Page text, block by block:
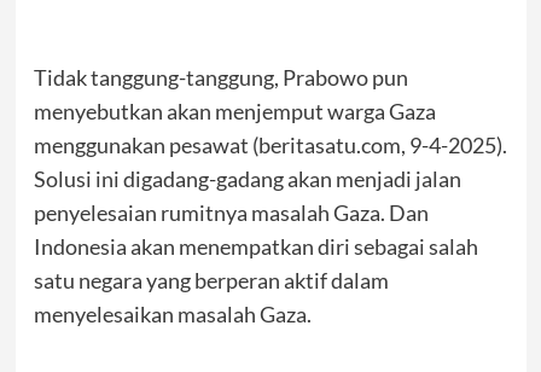
Tidak tanggung-tanggung, Prabowo pun
menyebutkan akan menjemput warga Gaza
menggunakan pesawat (beritasatu.com, 9-4-2025).
Solusi ini digadang-gadang akan menjadi jalan
penyelesaian rumitnya masalah Gaza. Dan
Indonesia akan menempatkan diri sebagai salah
satu negara yang berperan aktif dalam
menyelesaikan masalah Gaza.